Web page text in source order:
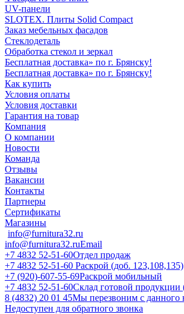
UV-панели
SLOTEX. Плиты Solid Compact
Заказ мебельных фасадов
Стеклодеталь
Обработка стекол и зеркал
Бесплатная доставка» по г. Брянску!
Бесплатная доставка» по г. Брянску!
Как купить
Условия оплаты
Условия доставки
Гарантия на товар
Компания
О компании
Новости
Команда
Отзывы
Вакансии
Контакты
Партнеры
Сертификаты
Магазины
info@furnitura32.ru
info@furnitura32.ruEmail
+7 4832 52-51-60Отдел продаж
+7 4832 52-51-60 Раскрой (доб. 123,108,135)
+7 (920)-607-55-69Раскрой мобильный
+7 4832 52-51-60Склад готовой продукции
8 (4832) 20 01 45Мы перезвоним с данного
Недоступен для обратного звонка